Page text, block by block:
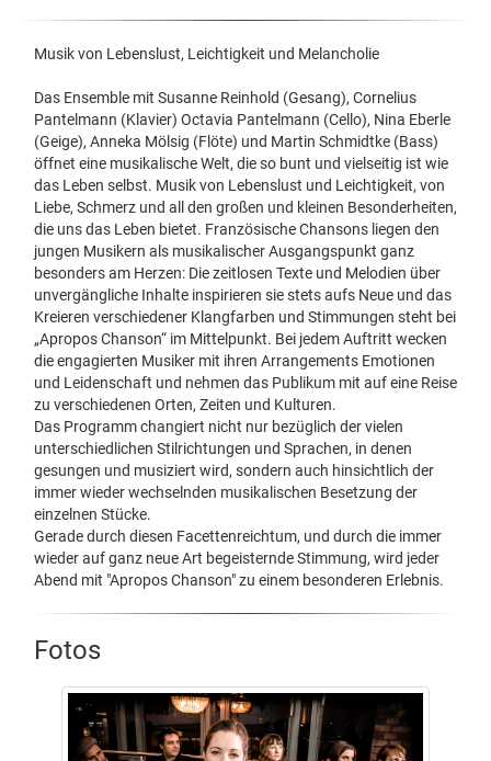
Musik von Lebenslust, Leichtigkeit und Melancholie
Das Ensemble mit Susanne Reinhold (Gesang), Cornelius
Pantelmann (Klavier) Octavia Pantelmann (Cello), Nina Eberle
(Geige), Anneka Mölsig (Flöte) und Martin Schmidtke (Bass)
öffnet eine musikalische Welt, die so bunt und vielseitig ist wie
das Leben selbst. Musik von Lebenslust und Leichtigkeit, von
Liebe, Schmerz und all den großen und kleinen Besonderheiten,
die uns das Leben bietet. Französische Chansons liegen den
jungen Musikern als musikalischer Ausgangspunkt ganz
besonders am Herzen: Die zeitlosen Texte und Melodien über
unvergängliche Inhalte inspirieren sie stets aufs Neue und das
Kreieren verschiedener Klangfarben und Stimmungen steht bei
„Apropos Chanson“ im Mittelpunkt. Bei jedem Auftritt wecken
die engagierten Musiker mit ihren Arrangements Emotionen
und Leidenschaft und nehmen das Publikum mit auf eine Reise
zu verschiedenen Orten, Zeiten und Kulturen.
Das Programm changiert nicht nur bezüglich der vielen
unterschiedlichen Stilrichtungen und Sprachen, in denen
gesungen und musiziert wird, sondern auch hinsichtlich der
immer wieder wechselnden musikalischen Besetzung der
einzelnen Stücke.
Gerade durch diesen Facettenreichtum, und durch die immer
wieder auf ganz neue Art begeisternde Stimmung, wird jeder
Abend mit "Apropos Chanson" zu einem besonderen Erlebnis.
Fotos